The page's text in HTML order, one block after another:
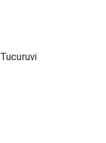
Tucuruvi